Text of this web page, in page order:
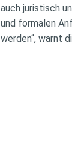
auch juristisch
und formalen
werden“, warnt